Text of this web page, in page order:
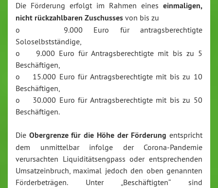
Die Förderung erfolgt im Rahmen eines einmaligen,
nicht rückzahlbaren Zuschusses von bis zu
o 9.000 Euro für antragsberechtigte
Soloselbstständige,
o 9.000 Euro für Antragsberechtigte mit bis zu 5
Beschäftigen,
o 15.000 Euro für Antragsberechtigte mit bis zu 10
Beschäftigen,
o 30.000 Euro für Antragsberechtigte mit bis zu 50
Beschäftigen.
Die Obergrenze für die Höhe der Förderung entspricht
dem unmittelbar infolge der Corona-Pandemie
verursachten Liquiditätsengpass oder entsprechenden
Umsatzeinbruch, maximal jedoch den oben genannten
Förderbeträgen. Unter „Beschäftigten“ sind